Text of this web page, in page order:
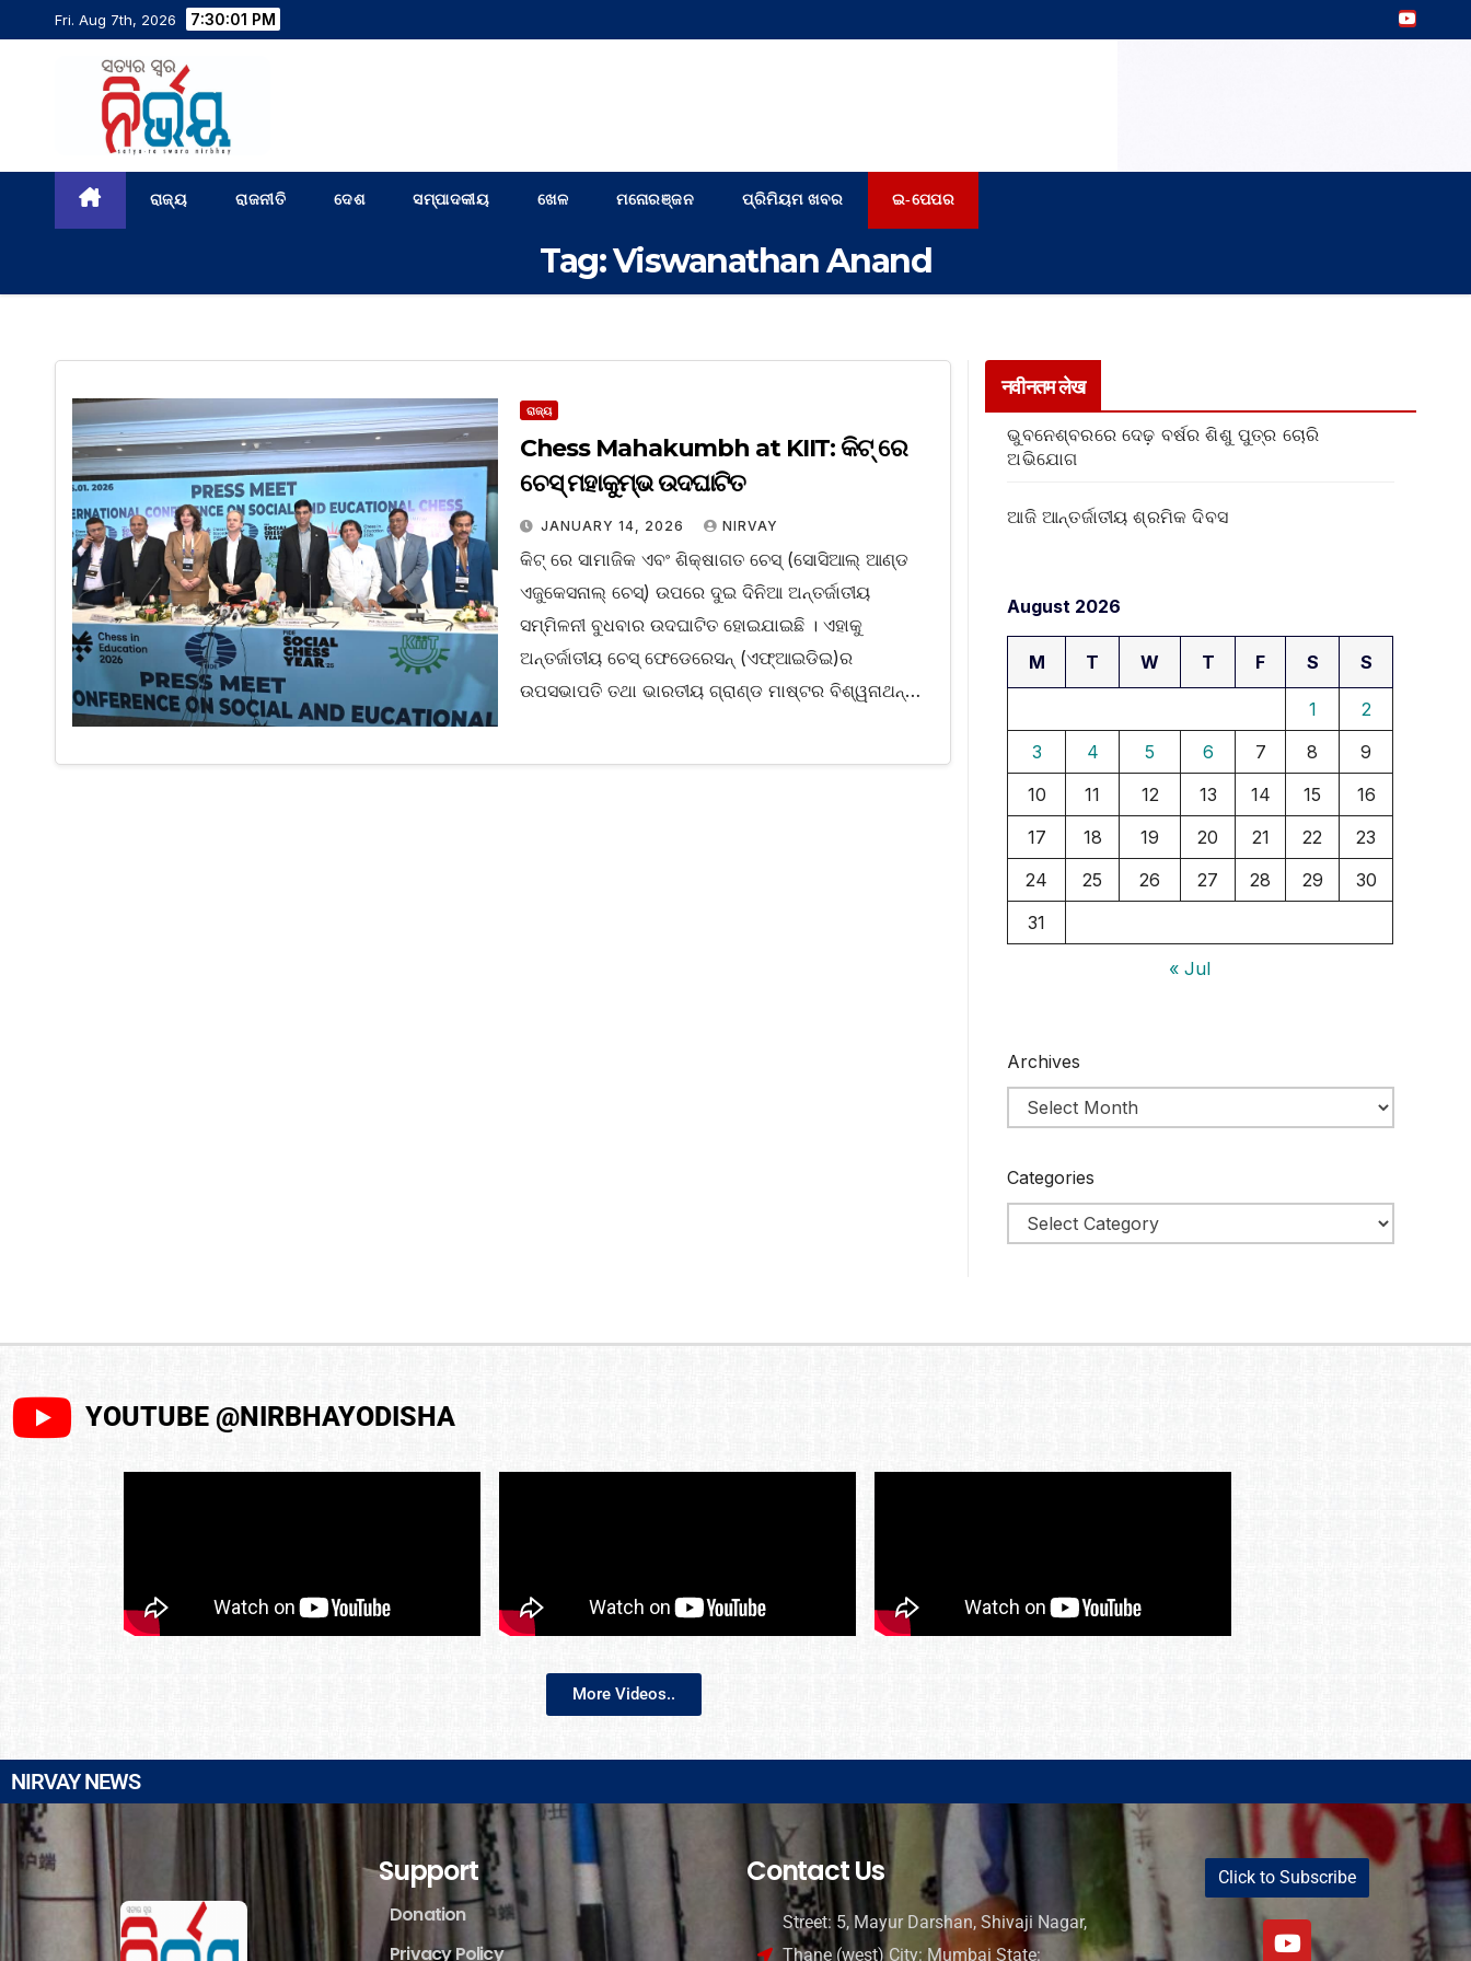
Fri. Aug 7th, 2026 7:30:01 PM
ରାଜ୍ୟ ରାଜନୀତି ଦେଶ ସମ୍ପାଦକୀୟ ଖେଳ ମନୋରଞ୍ଜନ ପ୍ରିମିୟମ ଖବର ଇ-ପେପର
Tag:Viswanathan Anand
ରାଜ୍ୟ
Chess Mahakumbh at KIIT: କିଟ୍‍ ରେ
ଚେସ୍‍ ମହାକୁମ୍ଭ ଉଦଘାଟିତ
JANUARY 14, 2026 NIRVAY
କିଟ୍‍ ରେ ସାମାଜିକ ଏବଂ ଶିକ୍ଷାଗତ ଚେସ୍ (ସୋସିଆଲ୍ ଆଣ୍ଡ
ଏଜୁକେସନାଲ୍ ଚେସ୍‌) ଉପରେ ଦୁଇ ଦିନିଆ ଅନ୍ତର୍ଜାତୀୟ
ସମ୍ମିଳନୀ ବୁଧବାର ଉଦଘାଟିତ ହୋଇଯାଇଛି । ଏହାକୁ
ଅନ୍ତର୍ଜାତୀୟ ଚେସ୍‍ ଫେଡେରେସନ୍‍ (ଏଫ୍‌ଆଇଡିଇ)ର
ଉପସଭାପତି ତଥା ଭାରତୀୟ ଗ୍ରାଣ୍ଡ ମାଷ୍ଟର ବିଶ୍ୱନାଥନ୍…
नवीनतम लेख
ଭୁବନେଶ୍ବରରେ ଦେଢ଼ ବର୍ଷର ଶିଶୁ ପୁତ୍ର ଚୋରି
ଅଭିଯୋଗ
ଆଜି ଆନ୍ତର୍ଜାତୀୟ ଶ୍ରମିକ ଦିବସ
August 2026
M T W T F S S
1
2
3
4 5 6 7 8
9
10
11 12 13 14 15
16
17
18 19 20 21 22
23
24
25 26 27 28 29
30
31
« Jul
Archives
Categories
YOUTUBE @NIRBHAYODISHA
More Videos..
NIRVAY NEWS
Support
Donation
Privacy Policy
Contact Us
Street: 5, Mayur Darshan, Shivaji Nagar,
Thane (west) City: Mumbai State:
Click to Subscribe